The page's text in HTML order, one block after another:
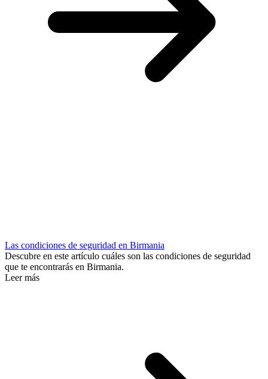
Las condiciones de seguridad en Birmania
Descubre en este artículo cuáles son las condiciones de seguridad
que te encontrarás en Birmania.
Leer más